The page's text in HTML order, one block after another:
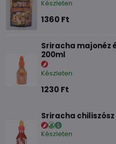
Készleten
1360 Ft
Sriracha majonéz
200ml
Készleten
1230 Ft
Sriracha chiliszósz
Készleten